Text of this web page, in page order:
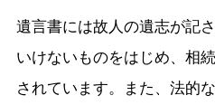
遺言書には故人の遺志が記
いけないものをはじめ、相
されています。また、法的